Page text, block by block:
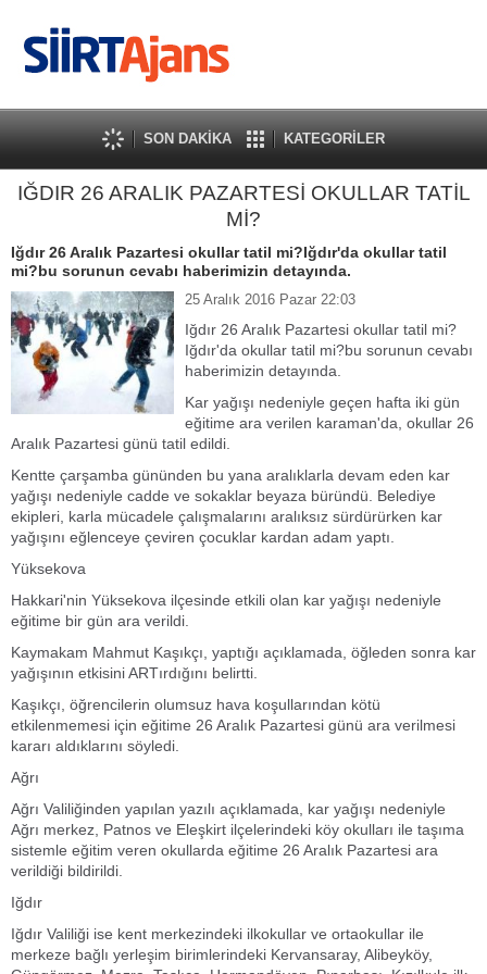
SON DAKİKA KATEGORİLER
IĞDIR 26 ARALIK PAZARTESİ OKULLAR TATİL
Mİ?
Iğdır 26 Aralık Pazartesi okullar tatil mi?Iğdır'da okullar tatil
mi?bu sorunun cevabı haberimizin detayında.
25 Aralık 2016 Pazar 22:03
Iğdır 26 Aralık Pazartesi okullar tatil mi?
Iğdır'da okullar tatil mi?bu sorunun cevabı
haberimizin detayında.
Kar yağışı nedeniyle geçen hafta iki gün
eğitime ara verilen karaman'da, okullar 26
Aralık Pazartesi günü tatil edildi.
Kentte çarşamba gününden bu yana aralıklarla devam eden kar
yağışı nedeniyle cadde ve sokaklar beyaza büründü. Belediye
ekipleri, karla mücadele çalışmalarını aralıksız sürdürürken kar
yağışını eğlenceye çeviren çocuklar kardan adam yaptı.
Yüksekova
Hakkari'nin Yüksekova ilçesinde etkili olan kar yağışı nedeniyle
eğitime bir gün ara verildi.
Kaymakam Mahmut Kaşıkçı, yaptığı açıklamada, öğleden sonra kar
yağışının etkisini ARTırdığını belirtti.
Kaşıkçı, öğrencilerin olumsuz hava koşullarından kötü
etkilenmemesi için eğitime 26 Aralık Pazartesi günü ara verilmesi
kararı aldıklarını söyledi.
Ağrı
Ağrı Valiliğinden yapılan yazılı açıklamada, kar yağışı nedeniyle
Ağrı merkez, Patnos ve Eleşkirt ilçelerindeki köy okulları ile taşıma
sistemle eğitim veren okullarda eğitime 26 Aralık Pazartesi ara
verildiği bildirildi.
Iğdır
Iğdır Valiliği ise kent merkezindeki ilkokullar ve ortaokullar ile
merkeze bağlı yerleşim birimlerindeki Kervansaray, Alibeyköy,